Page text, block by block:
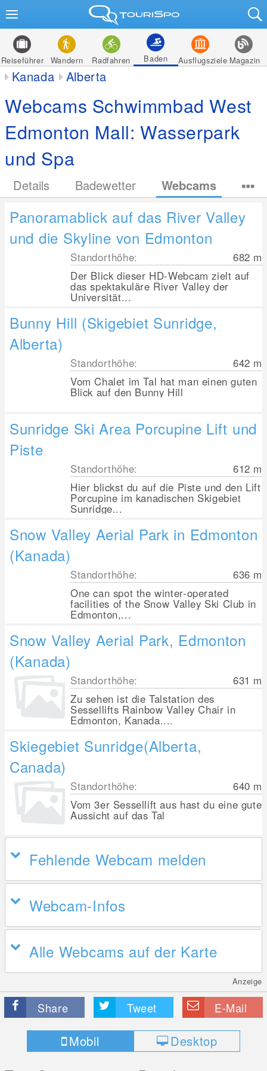
Reiseführer Wandern Radfahren Baden Ausflugsziele Magazin
Kanada Alberta
Webcams Schwimmbad West
Edmonton Mall: Wasserpark
und Spa
Details Badewetter Webcams
Panoramablick auf das River Valley
und die Skyline von Edmonton
Standorthöhe: 682 m
Der Blick dieser HD-Webcam zielt auf
das spektakuläre River Valley der
Universität...
Bunny Hill (Skigebiet Sunridge,
Alberta)
Standorthöhe: 642 m
Vom Chalet im Tal hat man einen guten
Blick auf den Bunny Hill
Sunridge Ski Area Porcupine Lift und
Piste
Standorthöhe: 612 m
Hier blickst du auf die Piste und den Lift
Porcupine im kanadischen Skigebiet
Sunridge...
Snow Valley Aerial Park in Edmonton
(Kanada)
Standorthöhe: 636 m
One can spot the winter-operated
facilities of the Snow Valley Ski Club in
Edmonton,...
Snow Valley Aerial Park, Edmonton
(Kanada)
Standorthöhe: 631 m
Zu sehen ist die Talstation des
Sessellifts Rainbow Valley Chair in
Edmonton, Kanada....
Skiegebiet Sunridge(Alberta,
Canada)
Standorthöhe: 640 m
Vom 3er Sessellift aus hast du eine gute
Aussicht auf das Tal
Fehlende Webcam melden
Webcam-Infos
Alle Webcams auf der Karte
Anzeige
Share Tweet E-Mail
Mobil Desktop